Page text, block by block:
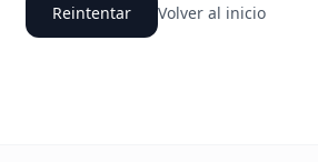
Reintentar Volver al inicio